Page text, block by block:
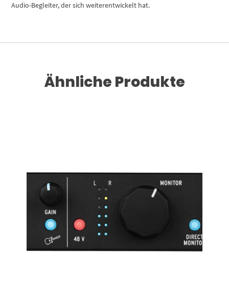
Audio-Begleiter, der sich weiterentwickelt hat.
Ähnliche Produkte